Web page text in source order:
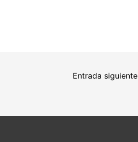
Entrada siguiente